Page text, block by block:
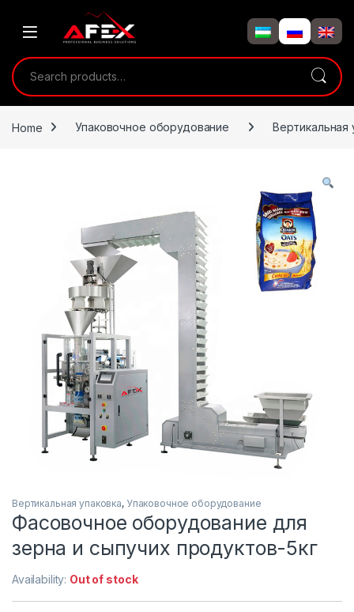
Search for:
Home Упаковочное оборудование Вертикальная
Вертикальная упаковка, Упаковочное оборудование
Фасовочное оборудование для
зерна и сыпучих продуктов-5кг
Availability: Out of stock